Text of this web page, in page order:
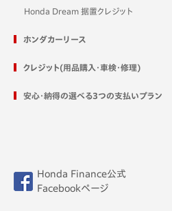
Honda Dream 据置クレジット
ホンダカーリース
クレジット(用品購入・車検・修理)
安心・納得の選べる3つの支払いプラン
Honda Finance公式
Facebookページ